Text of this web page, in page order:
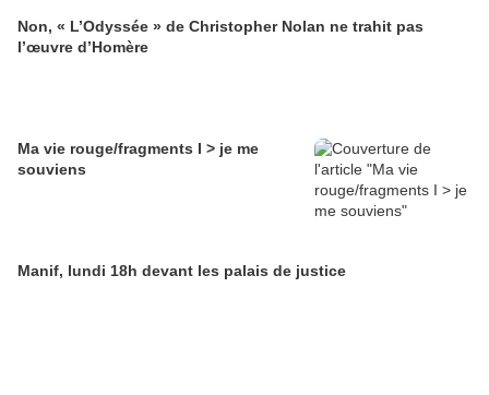
Non, « L’Odyssée » de Christopher Nolan ne trahit pas
l’œuvre d’Homère
Ma vie rouge/fragments I > je me
souviens
Manif, lundi 18h devant les palais de justice